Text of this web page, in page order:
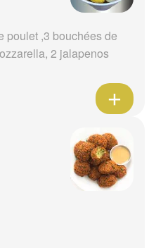
poulet ,3 bouchées de
2 jalapenos